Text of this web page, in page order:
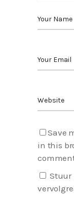
Save
in this
Stuur